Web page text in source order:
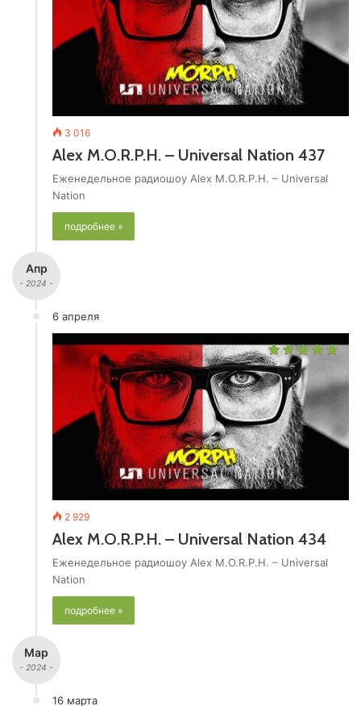
3 016
Alex M.O.R.P.H. – Universal Nation 437
Еженедельное радиошоу Alex M.O.R.P.H. – Universal
Nation
подробнее »
Апр
- 2024 -
6 апреля
2 929
Alex M.O.R.P.H. – Universal Nation 434
Еженедельное радиошоу Alex M.O.R.P.H. – Universal
Nation
подробнее »
Мар
- 2024 -
16 марта